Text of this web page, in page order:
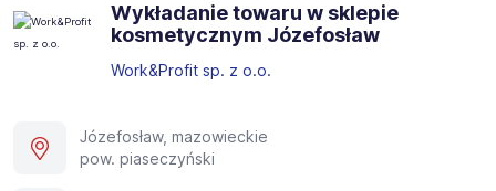
Wykładanie towaru w sklepie
kosmetycznym Józefosław
Work&Profit sp. z o.o.
Józefosław, mazowieckie
pow. piaseczyński